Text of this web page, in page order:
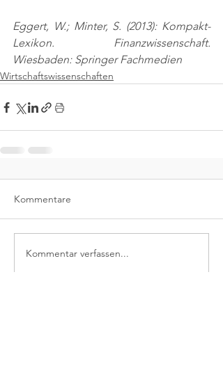
Eggert, W.; Minter, S. (2013): Kompakt-
Lexikon. Finanzwissenschaft.
Wiesbaden: Springer Fachmedien
Wirtschaftswissenschaften
Kommentare
Kommentar verfassen...